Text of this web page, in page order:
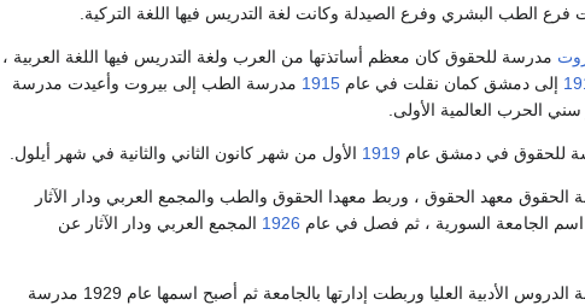
الطب البشري وفرع الصيدلة وكانت لغة التدريس فيها اللغة التركية.
مدرسة للحقوق كان معظم أساتذتها من العرب ولغة التدريس فيها اللغة العربية ،
إلى دمشق كمان نقلت في عام 1915 مدرسة الطب إلى بيروت وأعيدت مدرسة
الحرب العالمية الأولى.
للحقوق في دمشق عام 1919 الأول من شهر كانون الثاني والثانية في شهر أيلول.
مدرسة الحقوق معهد الحقوق ، وربط معهدا الحقوق والطب والمجمع العربي ودار الآثار
الجامعة السورية ، ثم فصل في عام 1926 المجمع العربي ودار الآثار عن
وفي عام 1928 أنشئت مدرسة الدروس الأدبية العليا وربطت إدارتها بالجامعة ثم أصبح اسمها عام 1929 مدرسة